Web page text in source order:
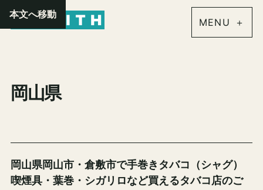
本文へ移動
岡山県
岡山県岡山市・倉敷市で手巻きタバコ（シャグ）
喫煙具・葉巻・シガリロなど買えるタバコ店のご